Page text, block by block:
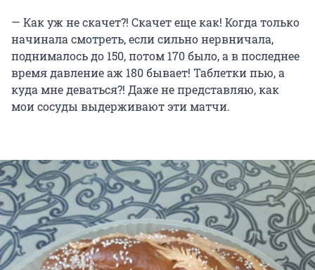
— Как уж не скачет?! Скачет еще как! Когда только
начинала смотреть, если сильно нервничала,
поднималось до 150, потом 170 было, а в последнее
время давление аж 180 бывает! Таблетки пью, а
куда мне деваться?! Даже не представляю, как
мои сосуды выдерживают эти матчи.